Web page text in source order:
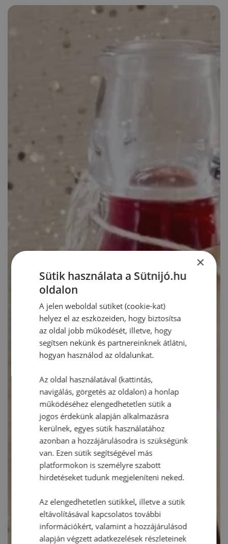
×
Sütik használata a Sütnijó.hu
oldalon
A jelen weboldal sütiket (cookie-kat)
helyez el az eszközeiden, hogy biztosítsa
az oldal jobb működését, illetve, hogy
segítsen nekünk és partnereinknek átlátni,
hogyan használod az oldalunkat.
Az oldal használatával (kattintás,
navigálás, görgetés az oldalon) a honlap
működéséhez elengedhetetlen sütik a
jogos érdekünk alapján alkalmazásra
kerülnek, egyes sütik használatához
azonban a hozzájárulásodra is szükségünk
van. Ezen sütik segítségével más
platformokon is személyre szabott
hirdetéseket tudunk megjeleníteni neked.
Az elengedhetetlen sütikkel, illetve a sütik
eltávolításával kapcsolatos további
információkért, valamint a hozzájárulásod
alapján végzett adatkezelések részleteinek